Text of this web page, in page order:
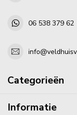
06 538 379 62
Categorieën
Informatie